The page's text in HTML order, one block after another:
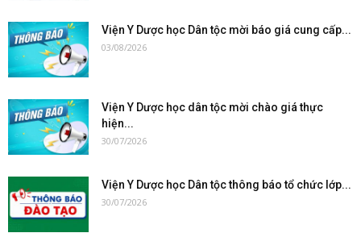
Viện Y Dược học Dân tộc mời báo giá cung cấp...
03/08/2026
Viện Y Dược học dân tộc mời chào giá thực
hiện...
30/07/2026
Viện Y Dược học Dân tộc thông báo tổ chức lớp...
30/07/2026